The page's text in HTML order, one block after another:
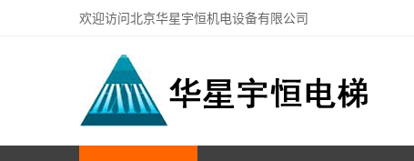
欢迎访问北京华星宇恒机电设备有限公司